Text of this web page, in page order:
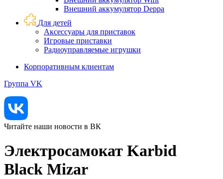
Внешний аккумулятор Deppa
Для детей
Аксессуары для приставок
Игровые приставки
Радиоуправляемые игрушки
Корпоративным клиентам
Группа VK
Читайте наши новости в ВК
Электросамокат Karbid
Black Mizar